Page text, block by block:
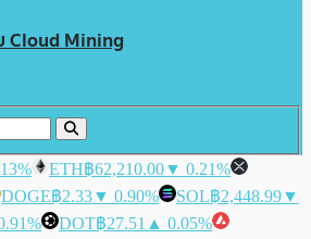
Cloud Mining
ETH฿62,210.00▼ 0.21%
DOGE฿2.33▼ 0.90% SOL฿2,448.99▼
DOT฿27.51 ▲ 0.05%